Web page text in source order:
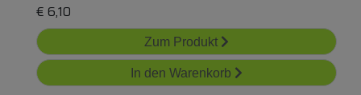
€ 6,10
Zum Produkt
In den Warenkorb